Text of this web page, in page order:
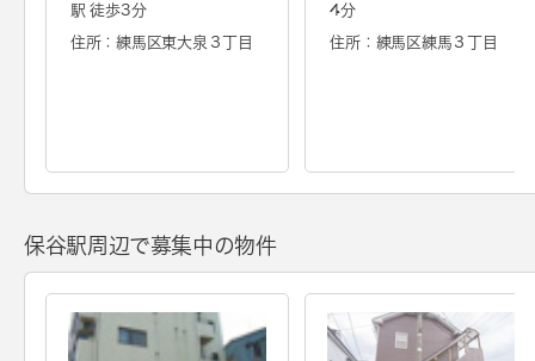
駅 徒歩3分
住所：練馬区東大泉３丁目
4分
住所：練馬区練馬３丁目
保谷駅周辺で募集中の物件